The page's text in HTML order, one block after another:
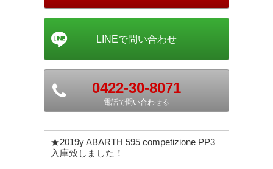
0422-30-8071
電話で問い合わせる
★2019y ABARTH 595 competizione PP3
入庫致しました！